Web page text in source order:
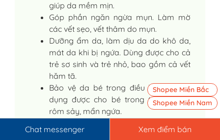
giúp da mềm mịn.
Góp phần ngăn ngừa mụn. Làm mờ
các vết sẹo, vết thâm do mụn.
Dưỡng ẩm da, làm dịu da do khô da,
mát da khi bị ngứa. Dùng được cho cả
trẻ sơ sinh và trẻ nhỏ, bao gồm cả vết
hăm tã.
Bảo vệ da bé trong điều kiện tốt. Sử
dụng được cho bé trong trường hợp
rôm sảy, mẩn ngứa.
Gel tắm gội thảo dược Yoosun Rau
Chat messenger Xem điểm bán
Shopee Miền Bắc
Shopee Miền Nam